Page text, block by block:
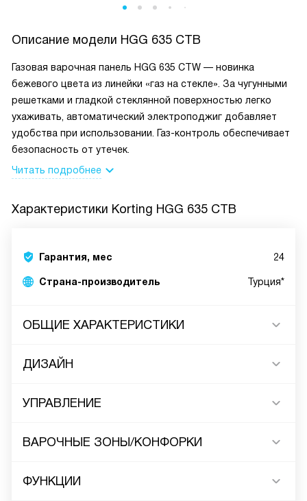
Описание модели HGG 635 CTB
Газовая варочная панель HGG 635 CTW — новинка
бежевого цвета из линейки «газ на стекле». За чугунными
решетками и гладкой стеклянной поверхностью легко
ухаживать, автоматический электроподжиг добавляет
удобства при использовании. Газ-контроль обеспечивает
безопасность от утечек.
Читать подробнее
Характеристики Korting HGG 635 CTB
Гарантия, мес 24
Страна-производитель Турция*
ОБЩИЕ ХАРАКТЕРИСТИКИ
ДИЗАЙН
УПРАВЛЕНИЕ
ВАРОЧНЫЕ ЗОНЫ/КОНФОРКИ
ФУНКЦИИ